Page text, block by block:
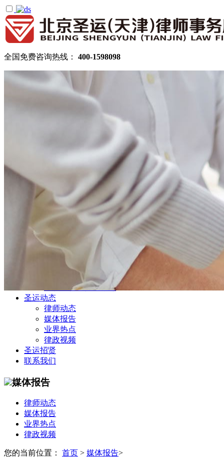
全国免费咨询热线： 400-1598098
律所公告
拆迁律师团队
民商律师团队
部门领域
公司商务部
民事纠纷部
涉外法律事务部
金融证券部
海事海商部
刑事诉讼部
知识产权法律业务部
圣运动态
律师动态
媒体报告
业界热点
律政视频
圣运招贤
联系我们
媒体报告
律师动态
媒体报告
业界热点
律政视频
您的当前位置： 首页 > 媒体报告>